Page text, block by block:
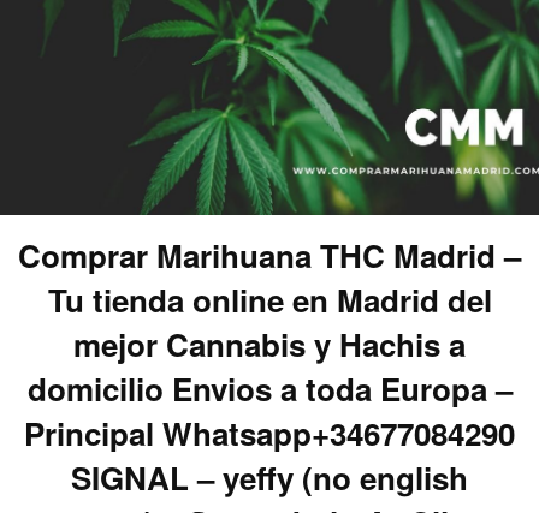
Comprar Marihuana THC Madrid –
Tu tienda online en Madrid del
mejor Cannabis y Hachis a
domicilio Envios a toda Europa –
Principal Whatsapp+34677084290
SIGNAL – yeffy (no english